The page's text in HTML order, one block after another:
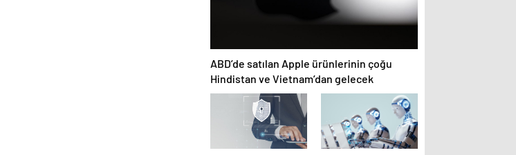
ABD’de satılan Apple ürünlerinin çoğu
Hindistan ve Vietnam’dan gelecek